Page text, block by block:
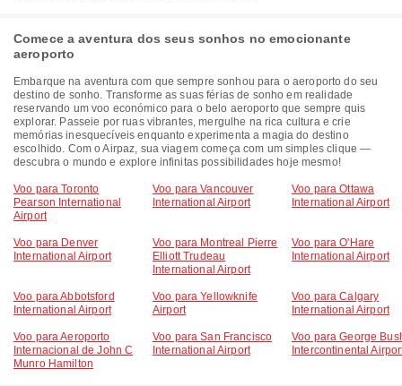
Comece a aventura dos seus sonhos no emocionante
aeroporto
Embarque na aventura com que sempre sonhou para o aeroporto do seu
destino de sonho. Transforme as suas férias de sonho em realidade
reservando um voo económico para o belo aeroporto que sempre quis
explorar. Passeie por ruas vibrantes, mergulhe na rica cultura e crie
memórias inesquecíveis enquanto experimenta a magia do destino
escolhido. Com o Airpaz, sua viagem começa com um simples clique —
descubra o mundo e explore infinitas possibilidades hoje mesmo!
Voo para Toronto
Pearson International
Airport
Voo para Vancouver
International Airport
Voo para Ottawa
International Airport
Voo para Denver
International Airport
Voo para Montreal Pierre
Elliott Trudeau
International Airport
Voo para O'Hare
International Airport
Voo para Abbotsford
International Airport
Voo para Yellowknife
Airport
Voo para Calgary
International Airport
Voo para Aeroporto
Internacional de John C
Munro Hamilton
Voo para San Francisco
International Airport
Voo para George
Intercontinental